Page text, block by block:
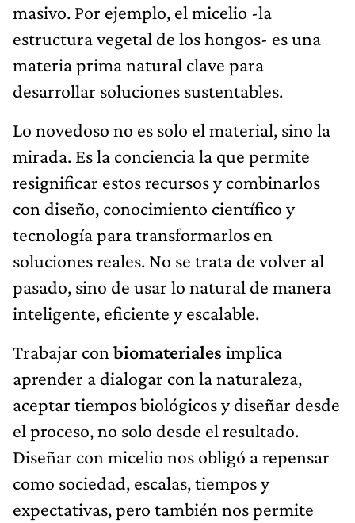
masivo. Por ejemplo, el micelio -la
estructura vegetal de los hongos- es una
materia prima natural clave para
desarrollar soluciones sustentables.
Lo novedoso no es solo el material, sino la
mirada. Es la conciencia la que permite
resignificar estos recursos y combinarlos
con diseño, conocimiento científico y
tecnología para transformarlos en
soluciones reales. No se trata de volver al
pasado, sino de usar lo natural de manera
inteligente, eficiente y escalable.
Trabajar con biomateriales implica
aprender a dialogar con la naturaleza,
aceptar tiempos biológicos y diseñar desde
el proceso, no solo desde el resultado.
Diseñar con micelio nos obligó a repensar
como sociedad, escalas, tiempos y
expectativas, pero también nos permite